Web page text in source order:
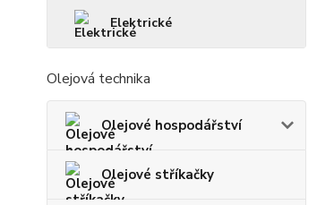
Elektrické
Olejová technika
Olejové hospodářství
Olejové stříkačky